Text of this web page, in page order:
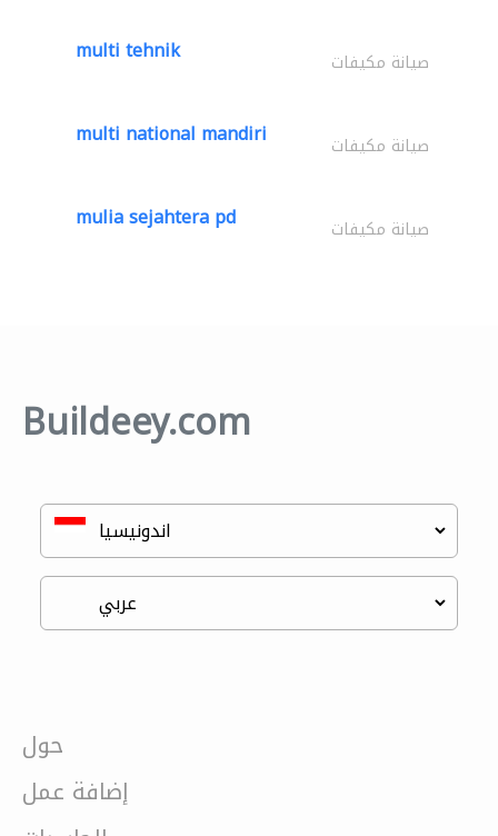
multi tehnik صيانة مكيفات
multi national mandiri صيانة مكيفات
mulia sejahtera pd صيانة مكيفات
Buildeey.com
حول
إضافة عمل